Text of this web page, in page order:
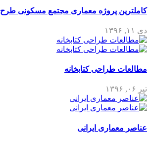
کاملترین پروژه معماری مجتمع مسکونی طرح 5
دی ۱۱, ۱۳۹۶
مطالعات طراحی کتابخانه
تیر ۰۶, ۱۳۹۶
عناصر معماری ایرانی